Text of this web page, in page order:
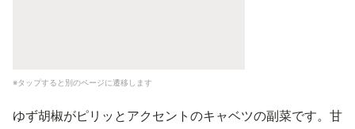
※タップすると別のページに遷移します
ゆず胡椒がピリッとアクセントのキャベツの副菜です。甘